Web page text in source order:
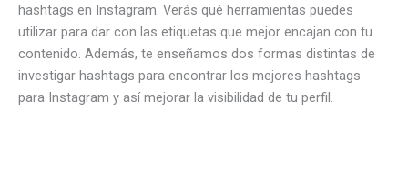
hashtags en Instagram. Verás qué herramientas puedes
utilizar para dar con las etiquetas que mejor encajan con tu
contenido. Además, te enseñamos dos formas distintas de
investigar hashtags para encontrar los mejores hashtags
para Instagram y así mejorar la visibilidad de tu perfil.